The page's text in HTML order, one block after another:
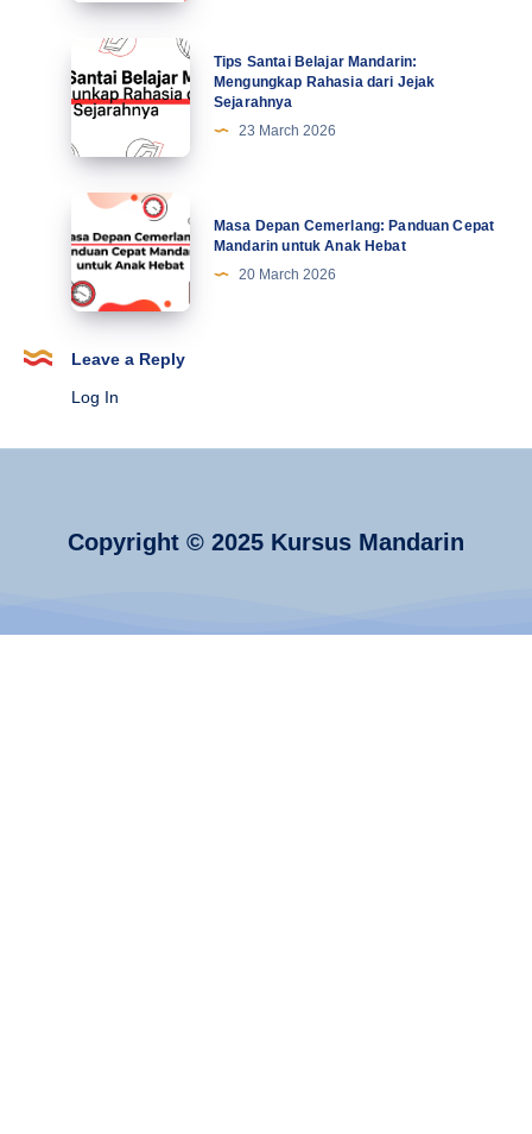
Ke-
Lucu
Mahasiswa
Terbaru
Tips
Santai
Belajar
Mandarin:
Mengungkap
Rahasia
dari
Jejak
Sejarahnya
Tips Santai Belajar Mandarin:
Mengungkap Rahasia dari Jejak
Sejarahnya
23 March 2026
Masa
Depan
Cemerlang:
Panduan
Cepat
Mandarin
Hebat
Masa Depan Cemerlang: Panduan Cepat
Mandarin untuk Anak Hebat
20 March 2026
Leave a Reply
Log In
Copyright © 2025 Kursus Mandarin